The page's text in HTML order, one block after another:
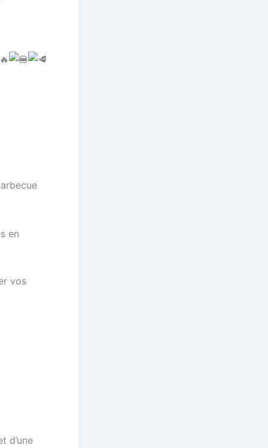
en
vos
d’une